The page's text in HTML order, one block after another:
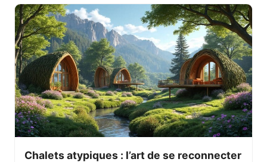
Chalets atypiques : l’art de se reconnecter